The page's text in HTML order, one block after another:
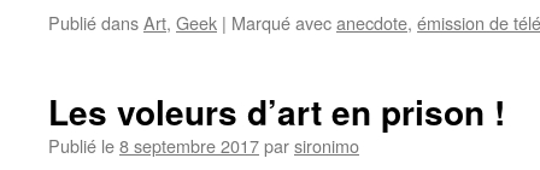
Publié dansArt, Geek | Marqué avecanecdote, émission de télé
Les voleurs d’art en prison !
Publié le8 septembre 2017parsironimo